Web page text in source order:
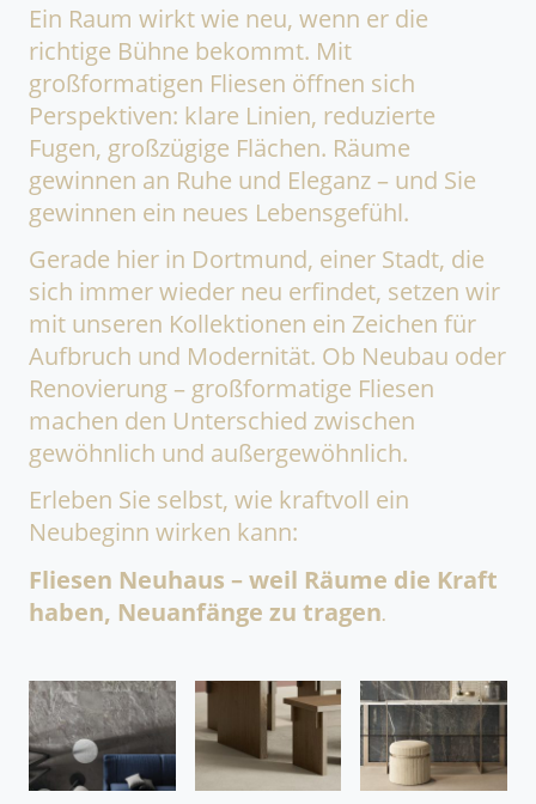
Ein Raum wirkt wie neu, wenn er die
richtige Bühne bekommt. Mit
großformatigen Fliesen öffnen sich
Perspektiven: klare Linien, reduzierte
Fugen, großzügige Flächen. Räume
gewinnen an Ruhe und Eleganz – und Sie
gewinnen ein neues Lebensgefühl.
Gerade hier in Dortmund, einer Stadt, die
sich immer wieder neu erfindet, setzen wir
mit unseren Kollektionen ein Zeichen für
Aufbruch und Modernität. Ob Neubau oder
Renovierung – großformatige Fliesen
machen den Unterschied zwischen
gewöhnlich und außergewöhnlich.
Erleben Sie selbst, wie kraftvoll ein
Neubeginn wirken kann:
Fliesen Neuhaus – weil Räume die Kraft
haben, Neuanfänge zu tragen.